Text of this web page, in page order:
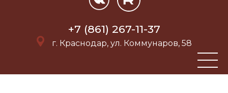
+7 (861) 267-11-37
г. Краснодар, ул. Коммунаров, 58